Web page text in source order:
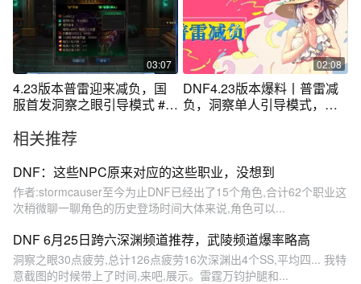
03:07
4.23版本普雷迎来减负，国
服首发洞察之眼引导模式 #地
02:08
DNF4.23版本爆料丨普雷减
负，洞察单人引导模式，兵
相关推荐
DNF：这些NPC原来对应的这些职业，没想到
作者:stormcauser至今为止DNF已经出了15个角色,合计62个职业这
次稍微聊一聊角色的历史登场时间大体来说,角色可以...
DNF 6月25日跨六深渊频道推荐，武陵频道爆率略高
洞察之眼30点疲劳,总计126点疲劳16次深渊出4个SS,平均四... 我特
意截图的时候带上了时间,来吧,展示。雷霆万钧护腿和...